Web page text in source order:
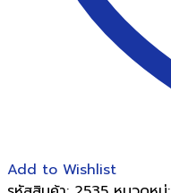
Add to Wishlist